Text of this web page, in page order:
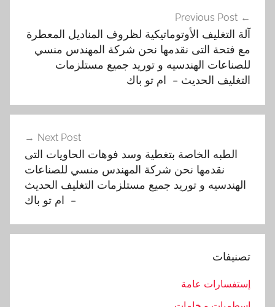
ت
غ
ل
ي
,
ح
ي
المقالات
Previous Post
آلة التغليف الأوتوماتيكية لظروف المناديل المعطرة
مع فتحة التى نقدمها نحن شركة المهندس منسي
للصناعات الهندسيه و توريد جميع مستلزمات
التغليف الحديث – ام تو باك
Next Post
الطبه الخاصة بتغطية وسد فوهات الحاويات التى
نقدمها نحن شركة المهندس منسي للصناعات
الهندسيه و توريد جميع مستلزمات التغليف الحديث
– ام تو باك
تصنيفات
إستفسارات عامة